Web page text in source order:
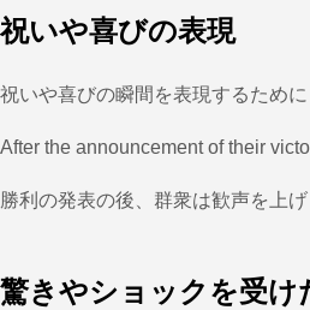
祝いや喜びの表現
祝いや喜びの瞬間を表現するため
After the announcement of their
勝利の発表の後、群衆は歓声を上げ
驚きやショックを受け